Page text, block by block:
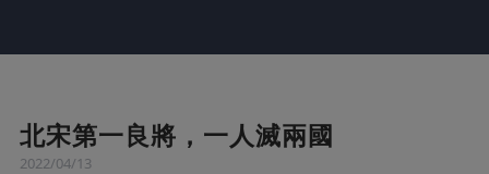
北宋第一良將，一人滅兩國
2022/04/13